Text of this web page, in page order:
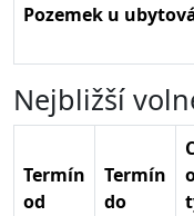
Pozemek u
Nejbližší
Termín
od
Termín
do